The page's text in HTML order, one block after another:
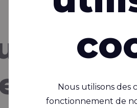
: Des
Nous utilisons des
fonctionnement de